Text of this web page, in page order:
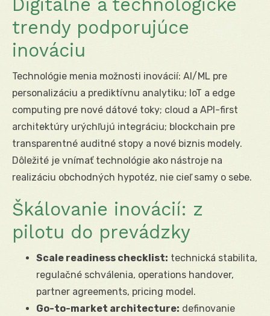
Digitálne a technologické
trendy podporujúce
inováciu
Technológie menia možnosti inovácií: AI/ML pre
personalizáciu a prediktívnu analytiku; IoT a edge
computing pre nové dátové toky; cloud a API-first
architektúry urýchľujú integráciu; blockchain pre
transparentné auditné stopy a nové biznis modely.
Dôležité je vnímať technológie ako nástroje na
realizáciu obchodných hypotéz, nie cieľ samy o sebe.
Škálovanie inovácií: z
pilotu do prevádzky
Scale readiness checklist: technická stabilita,
regulačné schválenia, operations handover,
partner agreements, pricing model.
Go-to-market architecture: definovanie